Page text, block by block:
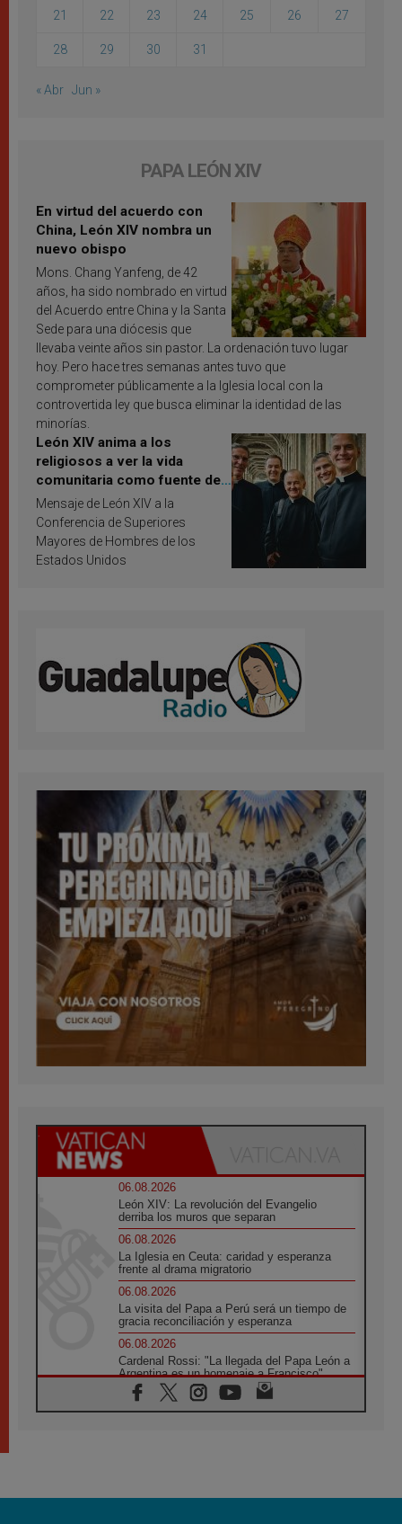
21 22 23 24 25 26 27
28 29 30 31
« Abr Jun »
PAPA LEÓN XIV
En virtud del acuerdo con
China, León XIV nombra un
nuevo obispo
Mons. Chang Yanfeng, de 42
años, ha sido nombrado en virtud
del Acuerdo entre China y la Santa
Sede para una diócesis que
llevaba veinte años sin pastor. La ordenación tuvo lugar
hoy. Pero hace tres semanas antes tuvo que
comprometer públicamente a la Iglesia local con la
controvertida ley que busca eliminar la identidad de las
minorías.
León XIV anima a los
religiosos a ver la vida
comunitaria como fuente de
inspiración y santificación
Mensaje de León XIV a la
Conferencia de Superiores
Mayores de Hombres de los
Estados Unidos
06.08.2026
León XIV: La revolución del Evangelio
derriba los muros que separan
06.08.2026
La Iglesia en Ceuta: caridad y esperanza
frente al drama migratorio
06.08.2026
La visita del Papa a Perú será un tiempo de
gracia reconciliación y esperanza
06.08.2026
Cardenal Rossi: "La llegada del Papa León a
Argentina es un homenaje a Francisco"
06.08.2026
En Asís, León XIV invita a los jóvenes a
05.08.2026